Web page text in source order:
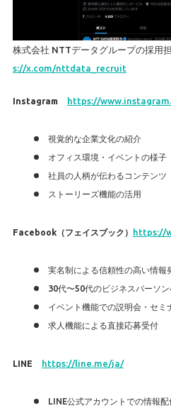
株式会社 NTTデータグループの採用
s://x.com/nttdata_recruit
Instagram https://
視覚的な企業文化の紹介
オフィス環境・イベントの様子
社員の人柄が伝わるコンテンツ
ストーリーズ機能の活用
Facebook（フェイスブック） https://
実名制による信頼性の高い情報
30代〜50代のビジネスパーソ
イベント機能での説明会・セミ
求人機能による直接応募受付
LINE https://line.me/ja/
LINE公式アカウントでの情報配